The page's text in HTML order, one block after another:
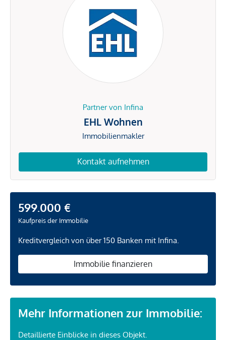
Partner von Infina
EHL Wohnen
Immobilienmakler
Kontakt aufnehmen
599.000 €
Kaufpreis der Immobilie
Kreditvergleich von über 150 Banken mit Infina.
Immobilie finanzieren
Mehr Informationen zur Immobilie:
Detaillierte Einblicke in dieses Objekt.